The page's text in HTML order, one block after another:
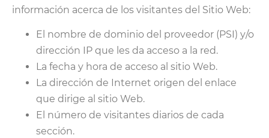
información acerca de los visitantes del Sitio Web:
El nombre de dominio del proveedor (PSI) y/o
dirección IP que les da acceso a la red.
La fecha y hora de acceso al sitio Web.
La dirección de Internet origen del enlace
que dirige al sitio Web.
El número de visitantes diarios de cada
sección.